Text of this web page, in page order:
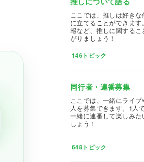
ここでは、推しは好き
に立てることができま
報など、推しに関する
がりましょう！
146トピック
同行者・連番募集
ここでは、一緒にライ
人を募集できます。1人
一緒に連番して楽しみ
しょう！
648トピック